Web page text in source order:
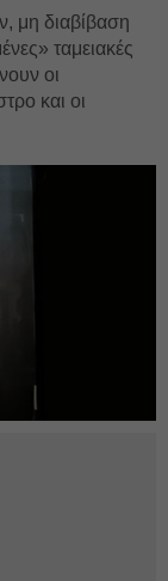
μη διαβίβαση
ταμειακές
οι
και οι